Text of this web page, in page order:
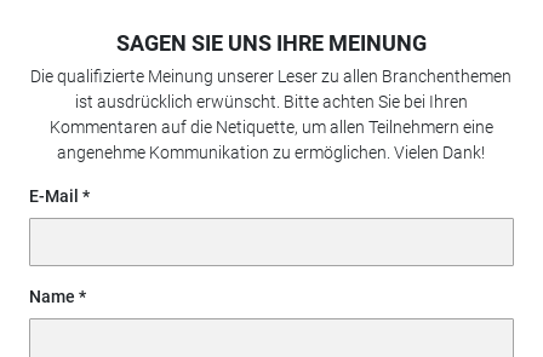
SAGEN SIE UNS IHRE MEINUNG
Die qualifizierte Meinung unserer Leser zu allen Branchenthemen
ist ausdrücklich erwünscht. Bitte achten Sie bei Ihren
Kommentaren auf die Netiquette, um allen Teilnehmern eine
angenehme Kommunikation zu ermöglichen. Vielen Dank!
E-Mail
Name